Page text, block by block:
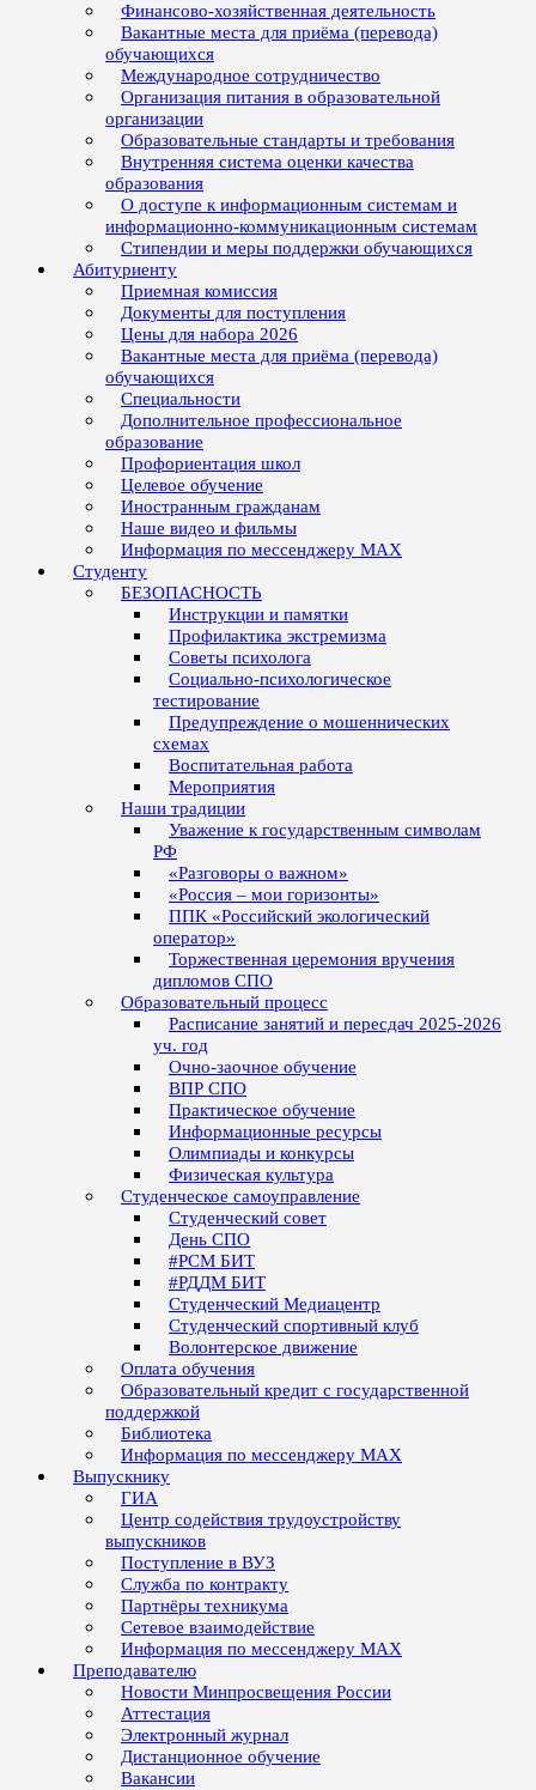
Финансово-хозяйственная деятельность
Вакантные места для приёма (перевода)
обучающихся
Международное сотрудничество
Организация питания в образовательной
организации
Образовательные стандарты и требования
Внутренняя система оценки качества
образования
О доступе к информационным системам и
информационно-коммуникационным системам
Стипендии и меры поддержки обучающихся
Абитуриенту
Приемная комиссия
Документы для поступления
Цены для набора 2026
Вакантные места для приёма (перевода)
обучающихся
Специальности
Дополнительное профессиональное
образование
Профориентация школ
Целевое обучение
Иностранным гражданам
Наше видео и фильмы
Информация по мессенджеру MAX
Студенту
БЕЗОПАСНОСТЬ
Инструкции и памятки
Профилактика экстремизма
Советы психолога
Социально-психологическое
тестирование
Предупреждение о мошеннических
схемах
Воспитательная работа
Мероприятия
Наши традиции
Уважение к государственным символам
РФ
«Разговоры о важном»
«Россия – мои горизонты»
ППК «Российский экологический
оператор»
Торжественная церемония вручения
дипломов СПО
Образовательный процесс
Расписание занятий и пересдач 2025-2026
уч. год
Очно-заочное обучение
ВПР СПО
Практическое обучение
Информационные ресурсы
Олимпиады и конкурсы
Физическая культура
Студенческое самоуправление
Студенческий совет
День СПО
#РСМ БИТ
#РДДМ БИТ
Студенческий Медиацентр
Студенческий спортивный клуб
Волонтерское движение
Оплата обучения
Образовательный кредит с государственной
поддержкой
Библиотека
Информация по мессенджеру MAX
Выпускнику
ГИА
Центр содействия трудоустройству
выпускников
Поступление в ВУЗ
Служба по контракту
Партнёры техникума
Сетевое взаимодействие
Информация по мессенджеру MAX
Преподавателю
Новости Минпросвещения России
Аттестация
Электронный журнал
Дистанционное обучение
Вакансии